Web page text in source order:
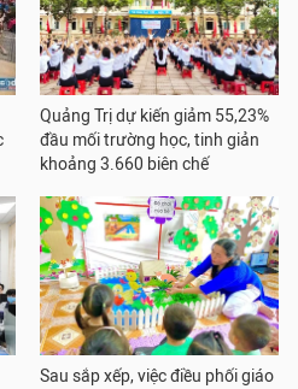
Quảng Trị dự kiến giảm 55,23%
đầu mối trường học, tinh giản
khoảng 3.660 biên chế
Sau sắp xếp, việc điều phối giáo